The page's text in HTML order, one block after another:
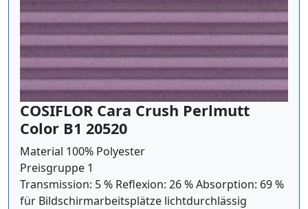
COSIFLOR Cara Crush Perlmutt
Color B1 20520
Material 100% Polyester
Preisgruppe 1
Transmission: 5 % Reflexion: 26 % Absorption: 69 %
für Bildschirmarbeitsplätze lichtdurchlässig